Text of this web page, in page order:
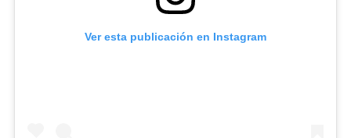
Ver esta publicación en Instagram